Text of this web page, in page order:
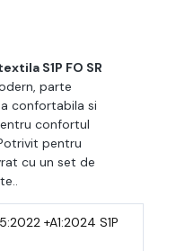
S1P FO SR
parte
confortabila si
confortul
pentru
cu un set de
+A1:2024 S1P